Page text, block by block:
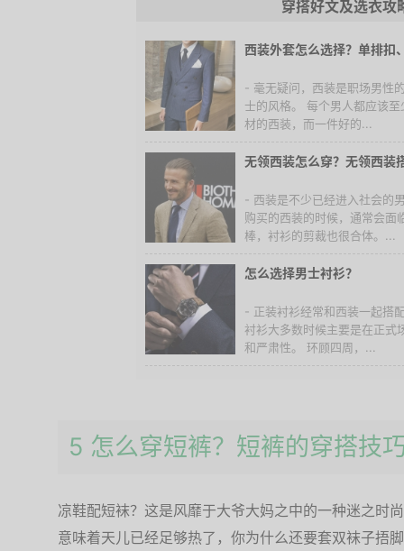
穿搭好文及选衣攻
西装外套怎么选择？单排扣
- 毫无疑问，西装是职场男性
士的风格。 每个男人都应该
材的西装，而一件好的...
无领西装怎么穿？无领西装
- 西装是不少已经进入社会的
购买的西装的时候，通常会面
棒，衬衫的剪裁也很合体。...
怎么选择男士衬衫？
- 正装衬衫经常和西装一起搭
衬衫大多数时候主要是在正式
和严肃性。 环顾四周，...
5 怎么穿短裤？短裤的穿搭技
凉鞋配短袜？这是风靡于大爷大妈之中的一种迷之时
意味着天儿已经足够热了，你为什么还要套双袜子捂